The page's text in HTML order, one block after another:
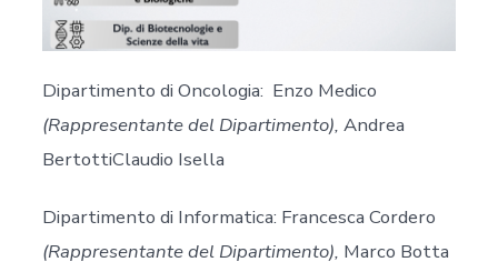
Dipartimento di Oncologia: Enzo Medico
(Rappresentante del Dipartimento),Andrea
BertottiClaudio Isella
Dipartimento di Informatica: Francesca Cordero
(Rappresentante del Dipartimento), Marco Botta